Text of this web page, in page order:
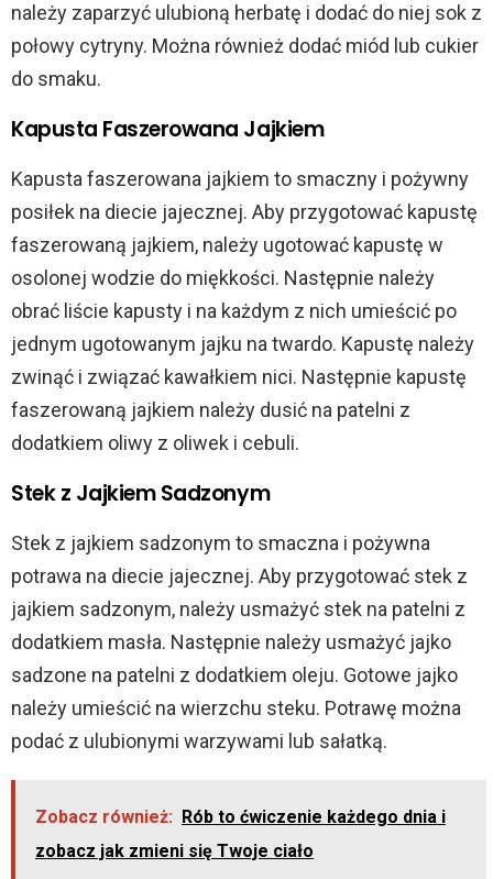
należy zaparzyć ulubioną herbatę i dodać do niej sok z
połowy cytryny. Można również dodać miód lub cukier
do smaku.
Kapusta Faszerowana Jajkiem
Kapusta faszerowana jajkiem to smaczny i pożywny
posiłek na diecie jajecznej. Aby przygotować kapustę
faszerowaną jajkiem, należy ugotować kapustę w
osolonej wodzie do miękkości. Następnie należy
obrać liście kapusty i na każdym z nich umieścić po
jednym ugotowanym jajku na twardo. Kapustę należy
zwinąć i związać kawałkiem nici. Następnie kapustę
faszerowaną jajkiem należy dusić na patelni z
dodatkiem oliwy z oliwek i cebuli.
Stek z Jajkiem Sadzonym
Stek z jajkiem sadzonym to smaczna i pożywna
potrawa na diecie jajecznej. Aby przygotować stek z
jajkiem sadzonym, należy usmażyć stek na patelni z
dodatkiem masła. Następnie należy usmażyć jajko
sadzone na patelni z dodatkiem oleju. Gotowe jajko
należy umieścić na wierzchu steku. Potrawę można
podać z ulubionymi warzywami lub sałatką.
Zobacz również:
Rób to ćwiczenie każdego dnia i
zobacz jak zmieni się Twoje ciało